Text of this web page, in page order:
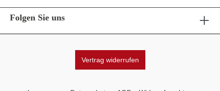
Folgen Sie uns
Vertrag widerrufen